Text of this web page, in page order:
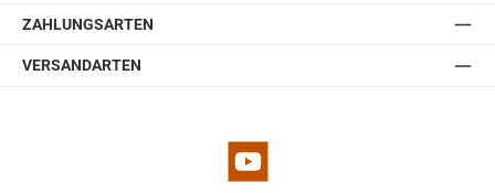
ZAHLUNGSARTEN
VERSANDARTEN
YouTube